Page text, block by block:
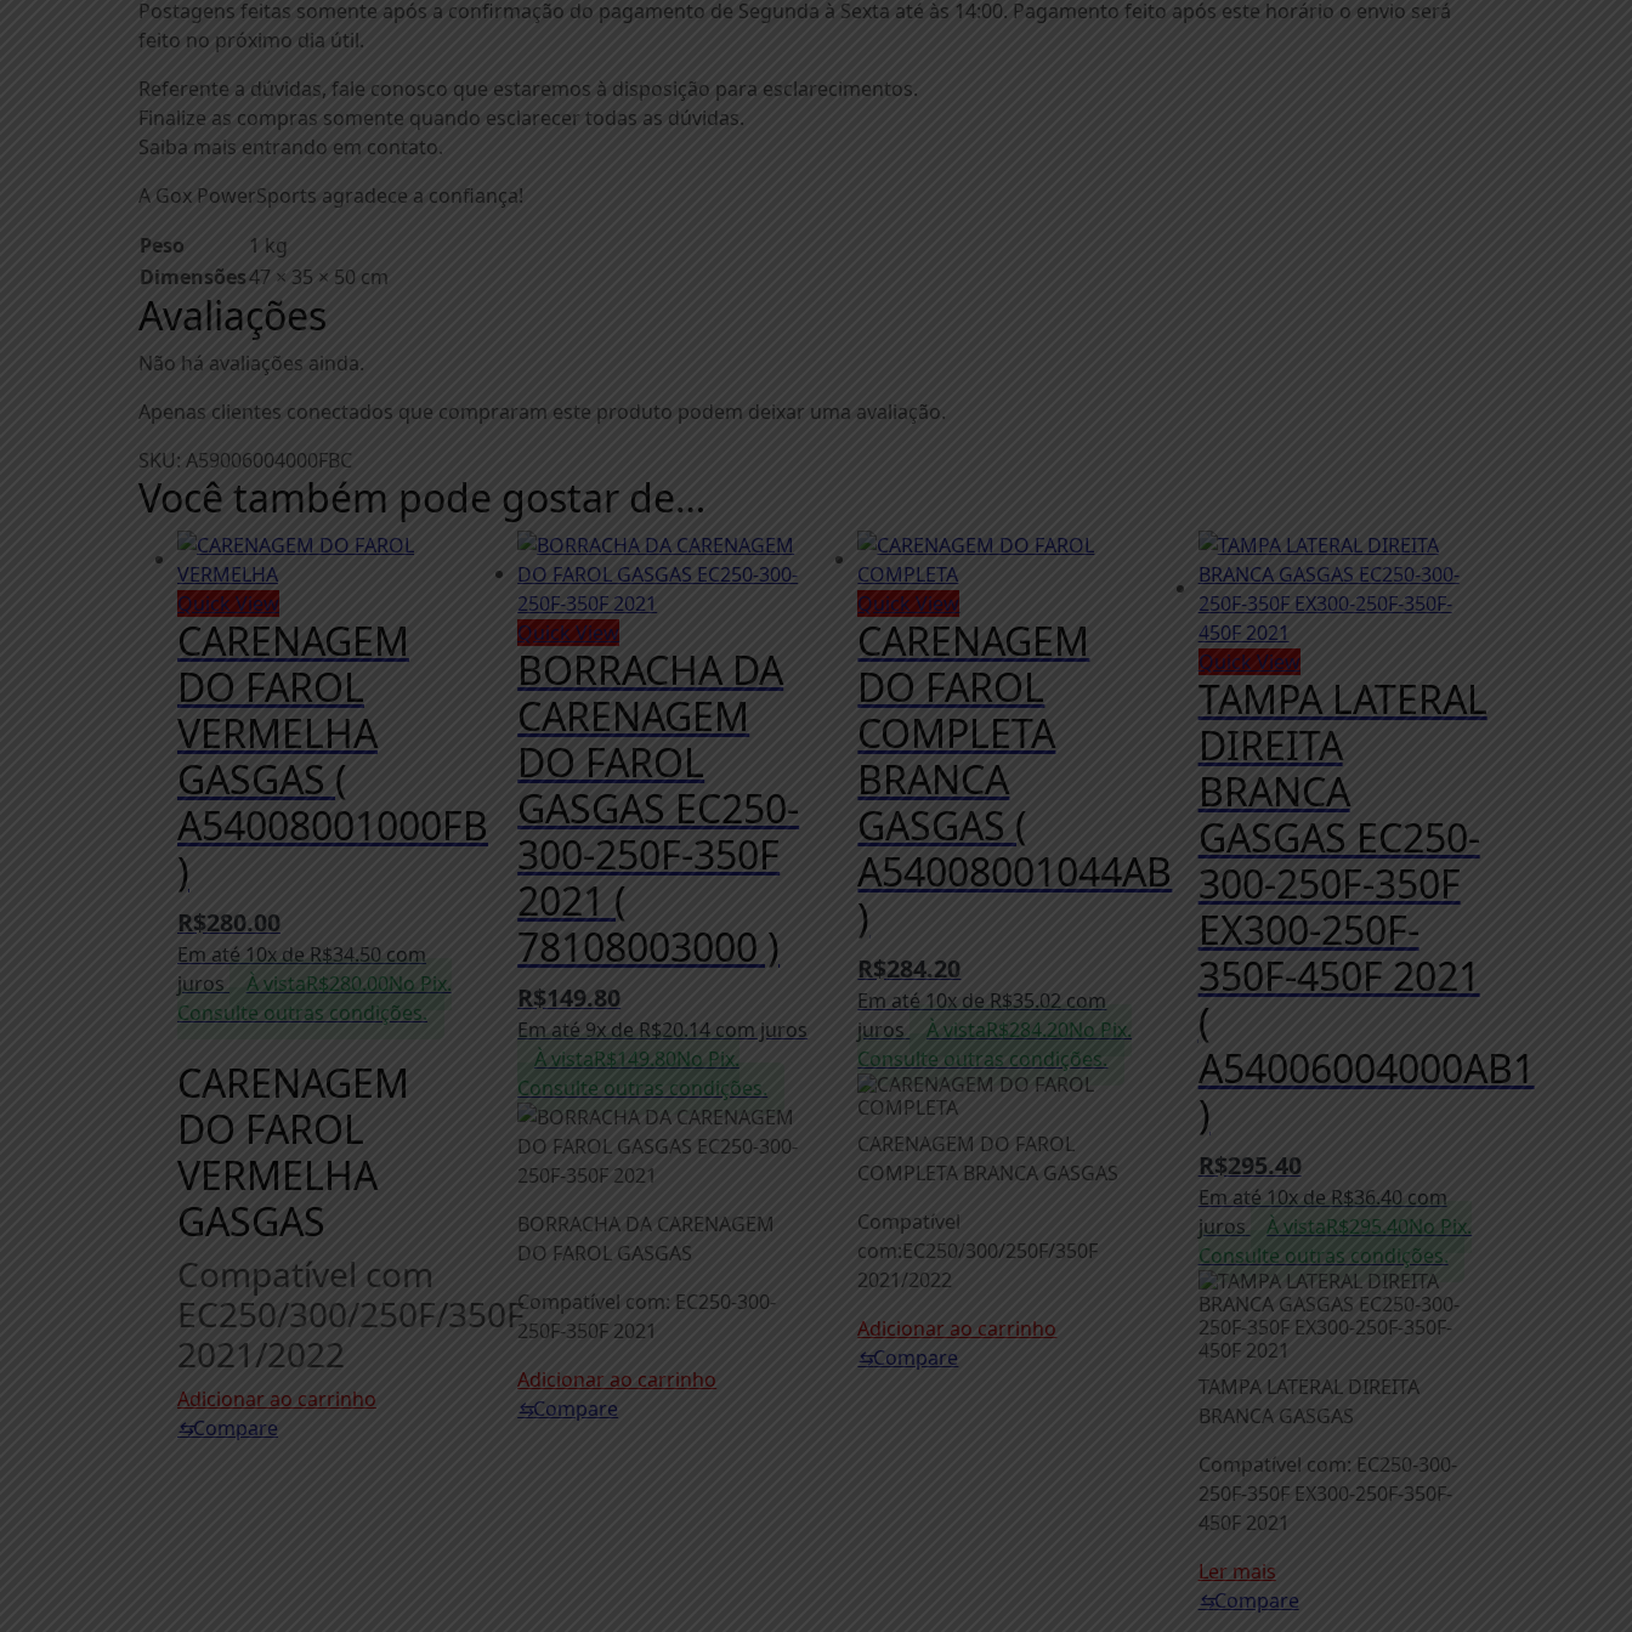
Postagens feitas somente após a confirmação do pagamento de Segunda à Sexta até às 14:00. Pagamento feito após este horário o envio será
feito no próximo dia útil.
Referente a dúvidas, fale conosco que estaremos à disposição para esclarecimentos.
Finalize as compras somente quando esclarecer todas as dúvidas.
Saiba mais entrando em contato.
A Gox PowerSports agradece a confiança!
Peso
1 kg
Dimensões47 × 35 × 50 cm
Avaliações
Não há avaliações ainda.
Apenas clientes conectados que compraram este produto podem deixar uma avaliação.
SKU: A59006004000FBC
Você também pode gostar de…
Quick View
CARENAGEM
DO FAROL
VERMELHA
GASGAS (
A54008001000FB
)
R$280.00
Em até 10x de R$34.50 com
juros
À vistaR$280.00No Pix.
Consulte outras condições.
CARENAGEM
DO FAROL
VERMELHA
GASGAS
Compatível com
EC250/300/250F/350F
2021/2022
Adicionar ao carrinho
⇆Compare
Quick View
BORRACHA DA
CARENAGEM
DO FAROL
GASGAS EC250-
300-250F-350F
2021 (
78108003000 )
R$149.80
Em até 9x de R$20.14 com juros
À vistaR$149.80No Pix.
Consulte outras condições.
BORRACHA DA CARENAGEM
DO FAROL GASGAS
Compatível com: EC250-300-
250F-350F 2021
Adicionar ao carrinho
⇆Compare
Quick View
CARENAGEM
DO FAROL
COMPLETA
BRANCA
GASGAS (
A54008001044AB
)
R$284.20
Em até 10x de R$35.02 com
juros
À vistaR$284.20No Pix.
Consulte outras condições.
CARENAGEM DO FAROL
COMPLETA BRANCA GASGAS
Compatível
com:EC250/300/250F/350F
2021/2022
Adicionar ao carrinho
⇆Compare
Quick View
TAMPA LATERAL
DIREITA
BRANCA
GASGAS EC250-
300-250F-350F
EX300-250F-
350F-450F 2021
(
A54006004000AB1
)
R$295.40
Em até 10x de R$36.40 com
juros
À vistaR$295.40No Pix.
Consulte outras condições.
TAMPA LATERAL DIREITA
BRANCA GASGAS
Compatível com: EC250-300-
250F-350F EX300-250F-350F-
450F 2021
Ler mais
⇆Compare